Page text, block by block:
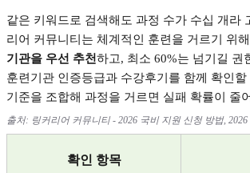
같은 키워드로 검색해도 과정 수가 수십 개라
리어 커뮤니티는 체계적인 훈련을 거르기 위해
기관을 우선 추천하고, 최소 60%는 넘기길 권
훈련기관 인증등급과 수강후기를 함께 확인할
기준을 조합해 과정을 거르면 실패 확률이 줄
출처: 링커리어 커뮤니티- 2026 국비 지원 신청 방법, 2026
확인 항목